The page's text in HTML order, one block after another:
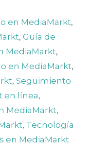
en MediaMarkt,
, Guía de
MediaMarkt,
en MediaMarkt,
, Seguimiento
en línea,
MediaMarkt,
, Tecnología
en MediaMarkt